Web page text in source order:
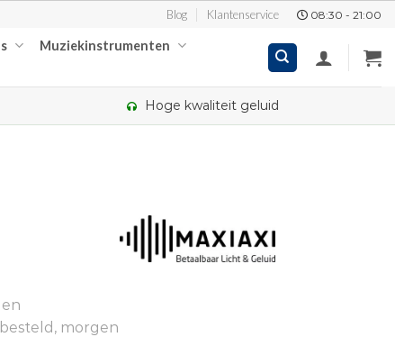
Blog Klantenservice 08:30 - 21:00
Muziekinstrumenten
Hoge kwaliteit geluid
morgen